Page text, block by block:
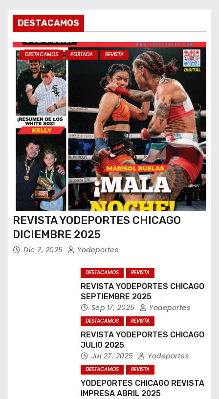
a
s
DESTACAMOS
DESTACAMOS PORTADA REVISTA
REVISTA YODEPORTES CHICAGO
DICIEMBRE 2025
Dic 7, 2025 Yodeportes
DESTACAMOS REVISTA
REVISTA YODEPORTES CHICAGO
SEPTIEMBRE 2025
Sep 17, 2025 Yodeportes
DESTACAMOS REVISTA
REVISTA YODEPORTES CHICAGO
JULIO 2025
Jul 27, 2025 Yodeportes
DESTACAMOS REVISTA
YODEPORTES CHICAGO REVISTA
IMPRESA ABRIL 2025